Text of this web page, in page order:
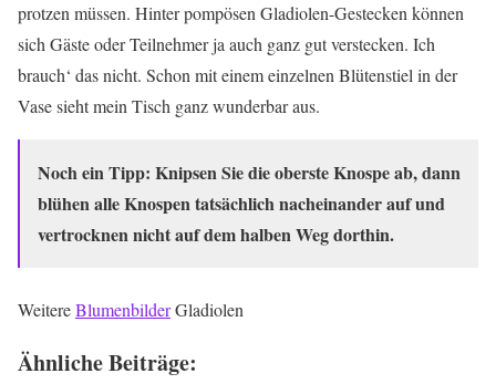
protzen müssen. Hinter pompösen Gladiolen-Gestecken können
sich Gäste oder Teilnehmer ja auch ganz gut verstecken. Ich
brauch‘ das nicht. Schon mit einem einzelnen Blütenstiel in der
Vase sieht mein Tisch ganz wunderbar aus.
Noch ein Tipp: Knipsen Sie die oberste Knospe ab, dann
blühen alle Knospen tatsächlich nacheinander auf und
vertrocknen nicht auf dem halben Weg dorthin.
WeitereBlumenbilderGladiolen
Ähnliche Beiträge: